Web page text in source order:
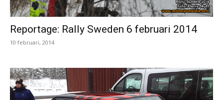
Reportage: Rally Sweden 6 februari 2014
10 februari, 2014